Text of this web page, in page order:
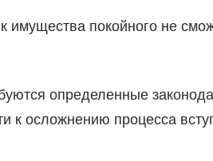
покойного не
определенные
к осложнению процесса